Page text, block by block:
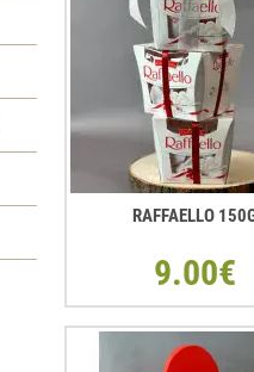
RAFFAELLO
9.00€